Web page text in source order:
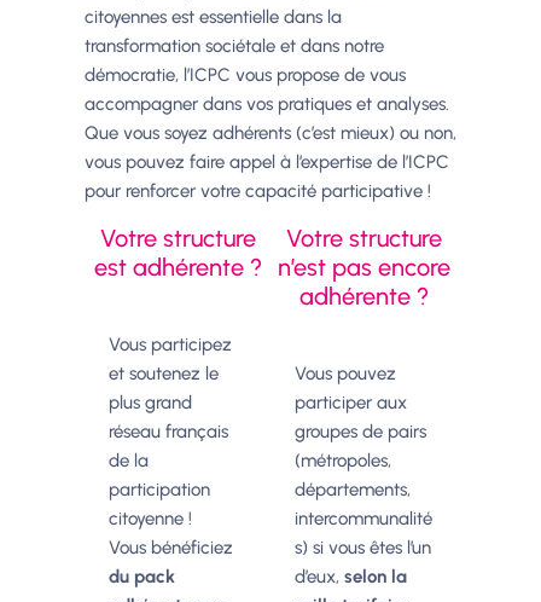
citoyennes est essentielle dans la
transformation sociétale et dans notre
démocratie, l’ICPC vous propose de vous
accompagner dans vos pratiques et analyses.
Que vous soyez adhérents (c’est mieux) ou non,
vous pouvez faire appel à l’expertise de l’ICPC
pour renforcer votre capacité participative !
Votre structure
est adhérente ?
Vous participez
et soutenez le
plus grand
réseau français
de la
participation
citoyenne !
Vous bénéficiez
du pack
Votre structure
n’est pas encore
adhérente ?
Vous pouvez
participer aux
groupes de pairs
(métropoles,
départements,
intercommunalité
s) si vous êtes l’un
d’eux, selon la